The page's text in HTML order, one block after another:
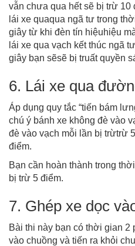
vẫn chưa qua hết sẽ bị trừ 10
lái xe quaqua ngã tư trong
giây từ khi đèn tín hiệuhiệu
lái xe qua vạch kết thúc ngã
giây bạn sẽsẽ bị truất quyền
6. Lái xe qua
Áp dụng quy tắc “tiến bám
chú ý bánh xe không đè vào
đè vào vạch mỗi lần bị trừtrừ
điểm.
Bạn cần hoàn thành trong
bị trừ 5 điểm.
7. Ghép xe dọc
Bài thi này bạn có thời gian 2
vào chuồng và tiến ra khỏi